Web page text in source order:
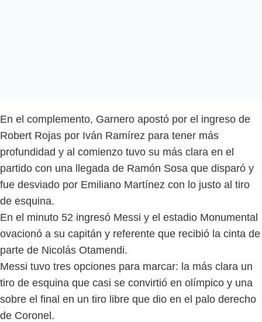
En el complemento, Garnero apostó por el ingreso de
Robert Rojas por Iván Ramírez para tener más
profundidad y al comienzo tuvo su más clara en el
partido con una llegada de Ramón Sosa que disparó y
fue desviado por Emiliano Martínez con lo justo al tiro
de esquina.
En el minuto 52 ingresó Messi y el estadio Monumental
ovacionó a su capitán y referente que recibió la cinta de
parte de Nicolás Otamendi.
Messi tuvo tres opciones para marcar: la más clara un
tiro de esquina que casi se convirtió en olímpico y una
sobre el final en un tiro libre que dio en el palo derecho
de Coronel.